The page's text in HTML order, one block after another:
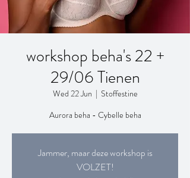
workshop beha's 22 +
29/06 Tienen
Wed 22 Jun
  |
Stoffestine
Aurora beha - Cybelle beha
Jammer, maar deze workshop is
VOLZET!